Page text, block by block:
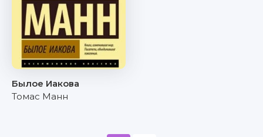
Былое Иакова
Томас Манн